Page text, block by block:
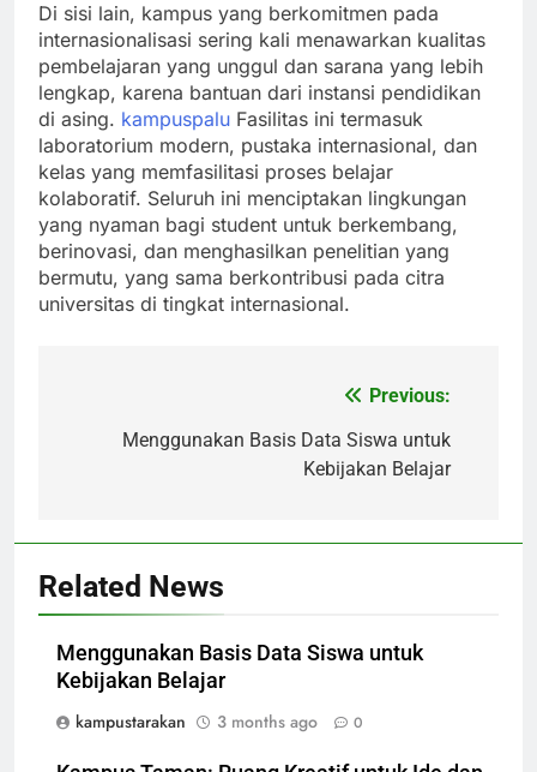
Di sisi lain, kampus yang berkomitmen pada
internasionalisasi sering kali menawarkan kualitas
pembelajaran yang unggul dan sarana yang lebih
lengkap, karena bantuan dari instansi pendidikan
di asing. kampuspalu Fasilitas ini termasuk
laboratorium modern, pustaka internasional, dan
kelas yang memfasilitasi proses belajar
kolaboratif. Seluruh ini menciptakan lingkungan
yang nyaman bagi student untuk berkembang,
berinovasi, dan menghasilkan penelitian yang
bermutu, yang sama berkontribusi pada citra
universitas di tingkat internasional.
navigation
Previous:
Menggunakan Basis Data Siswa untuk
Kebijakan Belajar
Related News
Menggunakan Basis Data Siswa untuk
Kebijakan Belajar
kampustarakan
3 months ago 0